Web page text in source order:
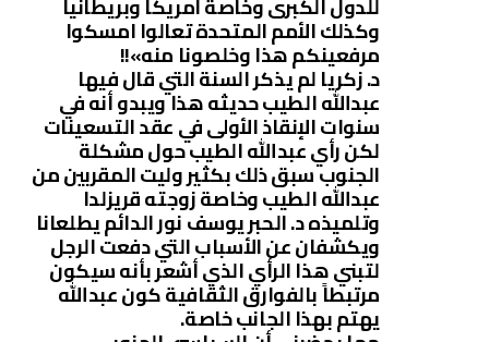
وكذلك الأمم المتحدة تعالوا امسكوا
مرفعينكم هذا وخلصونا منه»!!
د. زكريا لم يذكر السنة التي قال فيها
عبدالله الطيب حديثه هذا ويبدو أنه في
سنوات الإنقاذ الأولى في عقد التسعينات
لكن رأي عبدالله الطيب حول مشكلة
الجنوب سبق ذلك بكثير وليت المقربين من
عبدالله الطيب وخاصة زوجته قريزلدا
وتلميذه د. الحبر يوسف نور الدائم يطلعانا
ويكشفان عن الأسباب التي دفعت الرجل
لتبني هذا الرأي الذي أشعر بأنه سيكون
مرتبطاً بالفوارق الثقافية كون عبدالله
يهتم بهذا الجانب خاصة.